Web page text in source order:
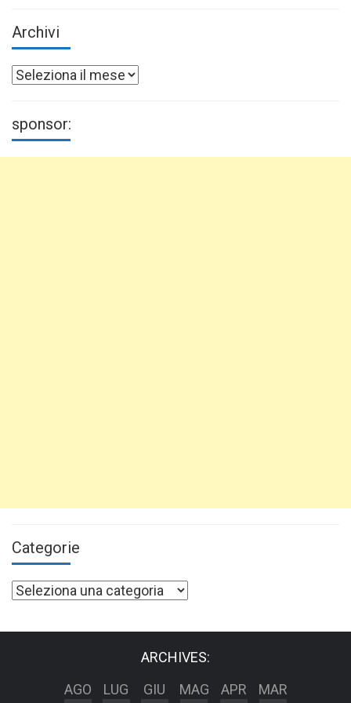
Archivi
Archivi
sponsor:
Categorie
Categorie
ARCHIVES:
AGO
LUG GIU MAG APR MAR